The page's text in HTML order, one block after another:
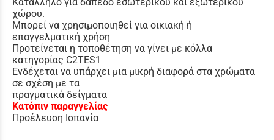
χώρου.
Μπορεί να χρησιμοποιηθεί για οικιακή ή
επαγγελματική χρήση
Προτείνεται η τοποθέτηση να γίνει με κόλλα
κατηγορίας C2TES1
Ενδέχεται να υπάρχει μια μικρή διαφορά στα χρώματα
σε σχέση με τα
πραγματικά δείγματα
Κατόπιν παραγγελίας
Προέλευση Ισπανία